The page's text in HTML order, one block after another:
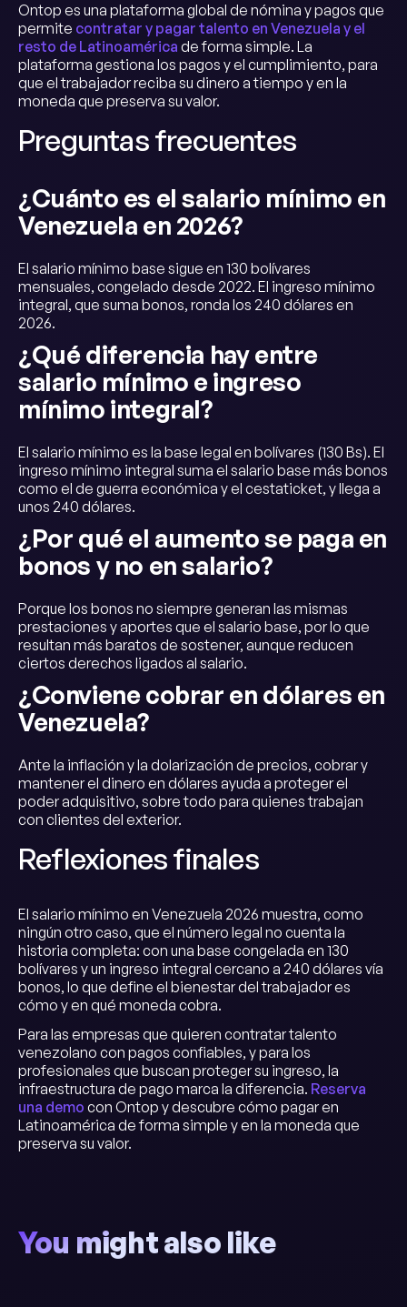
Ontop es una plataforma global de nómina y pagos que
permite contratar y pagar talento en Venezuela y el
resto de Latinoamérica de forma simple. La
plataforma gestiona los pagos y el cumplimiento, para
que el trabajador reciba su dinero a tiempo y en la
moneda que preserva su valor.
Preguntas frecuentes
¿Cuánto es el salario mínimo en
Venezuela en 2026?
El salario mínimo base sigue en 130 bolívares
mensuales, congelado desde 2022. El ingreso mínimo
integral, que suma bonos, ronda los 240 dólares en
2026.
¿Qué diferencia hay entre
salario mínimo e ingreso
mínimo integral?
El salario mínimo es la base legal en bolívares (130 Bs). El
ingreso mínimo integral suma el salario base más bonos
como el de guerra económica y el cestaticket, y llega a
unos 240 dólares.
¿Por qué el aumento se paga en
bonos y no en salario?
Porque los bonos no siempre generan las mismas
prestaciones y aportes que el salario base, por lo que
resultan más baratos de sostener, aunque reducen
ciertos derechos ligados al salario.
¿Conviene cobrar en dólares en
Venezuela?
Ante la inflación y la dolarización de precios, cobrar y
mantener el dinero en dólares ayuda a proteger el
poder adquisitivo, sobre todo para quienes trabajan
con clientes del exterior.
Reflexiones finales
El salario mínimo en Venezuela 2026 muestra, como
ningún otro caso, que el número legal no cuenta la
historia completa: con una base congelada en 130
bolívares y un ingreso integral cercano a 240 dólares vía
bonos, lo que define el bienestar del trabajador es
cómo y en qué moneda cobra.
Para las empresas que quieren contratar talento
venezolano con pagos confiables, y para los
profesionales que buscan proteger su ingreso, la
infraestructura de pago marca la diferencia. Reserva
una demo con Ontop y descubre cómo pagar en
Latinoamérica de forma simple y en la moneda que
preserva su valor.
You might also like